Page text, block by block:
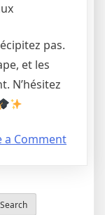
pas.
et les
N’hésitez
a Commenton
Search